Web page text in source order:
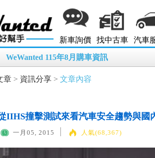
新車詢價 找中古車 汽車
WeWanted 115年8月購車資訊
章 > 資訊分享 > 文章內容
IIHS撞擊測試來看汽車安全趨勢與國
一月05, 2015 人氣(68,367)